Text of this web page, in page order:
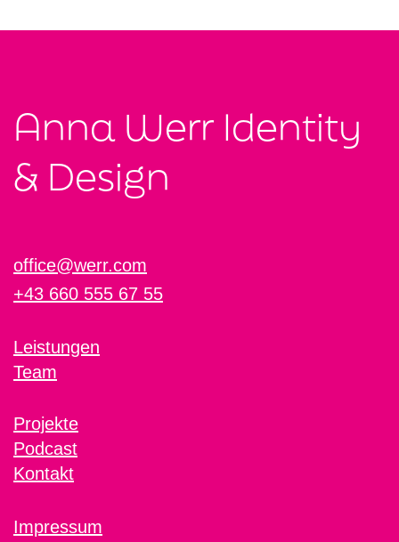
Anna Werr Identity
& Design
office@werr.com
+43 660 555 67 55
Leistungen
Team
Projekte
Podcast
Kontakt
Impressum